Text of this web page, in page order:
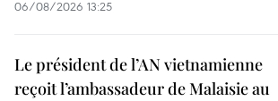
06/08/2026 13:25
Le président de l’AN vietnamienne
reçoit l’ambassadeur de Malaisie au